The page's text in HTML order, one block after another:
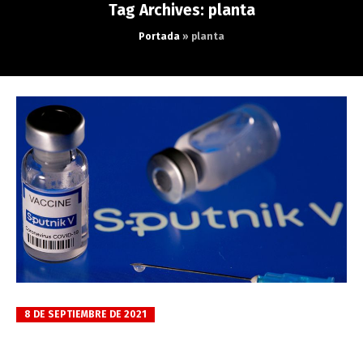
Tag Archives: planta
Portada » planta
8 DE SEPTIEMBRE DE 2021